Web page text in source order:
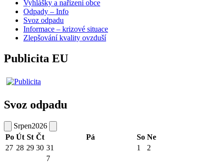
Vyhlášky a nařízení obce
Odpady – Info
Svoz odpadu
Informace – krizové situace
Zlepšování kvality ovzduší
Publicita EU
Svoz odpadu
Srpen2026
Po Út St Čt Pá So Ne
27 28 29 30 31 1 2
7